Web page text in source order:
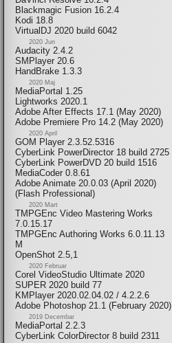
Blackmagic Fusion 16.2.4
Kodi 18.8
VirtualDJ 2020 build 6042
2020 Jun
Audacity 2.4.2
SMPlayer 20.6
HandBrake 1.3.3
2020 Maj
MediaPortal 1.25
Lightworks 2020.1
Adobe After Effects 17.1 (May 2020)
Adobe Premiere Pro 14.2 (May 2020)
2020 April
GOM Player 2.3.52.5316
CyberLink PowerDirector 18 build 2725
CyberLink PowerDVD 20 build 1516
MediaCoder 0.8.61
Adobe Animate 20.0.03 (April 2020)
(Flash Professional)
2020 Mart
TMPGEnc Video Mastering Works
7.0.15.17
TMPGEnc Authoring Works 6.0.11.13
M
OpenShot 2.5,1
2020 Februar
Corel VideoStudio Ultimate 2020
SUPER 2020 build 77
KMPlayer 2020.02.04.02 / 4.2.2.6
Adobe Photoshop 21.1 (February 2020)
2019 Decembar
MediaPortal 2.2.3
CyberLink ColorDirector 8 build 2311